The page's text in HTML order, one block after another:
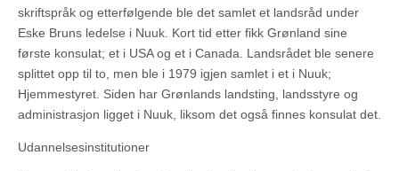
skriftspråk og etterfølgende ble det samlet et landsråd under
Eske Bruns ledelse i Nuuk. Kort tid etter fikk Grønland sine
første konsulat; et i USA og et i Canada. Landsrådet ble senere
splittet opp til to, men ble i 1979 igjen samlet i et i Nuuk;
Hjemmestyret. Siden har Grønlands landsting, landsstyre og
administrasjon ligget i Nuuk, liksom det også finnes konsulat det.
Udannelsesinstitutioner